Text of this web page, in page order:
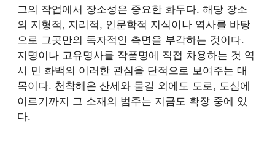
그의 작업에서 장소성은 중요한 화두다. 해당 장소
의 지형적, 지리적, 인문학적 지식이나 역사를 바탕
으로 그곳만의 독자적인 측면을 부각하는 것이다.
지명이나 고유명사를 작품명에 직접 차용하는 것 역
시 민 화백의 이러한 관심을 단적으로 보여주는 대
목이다. 천착해온 산세와 물길 외에도 도로, 도심에
이르기까지 그 소재의 범주는 지금도 확장 중에 있
다.